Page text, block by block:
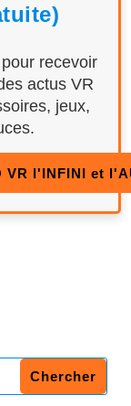
recevoir
actus VR
jeux,